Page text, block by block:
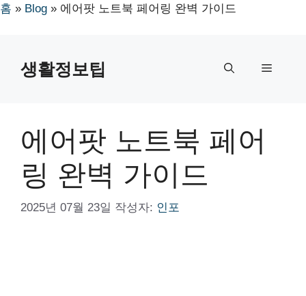
홈 » Blog » 에어팟 노트북 페어링 완벽 가이드
생활정보팁 메
에어팟 노트북 페어
링 완벽 가이드
2025년 07월 23일 작성자: 인포